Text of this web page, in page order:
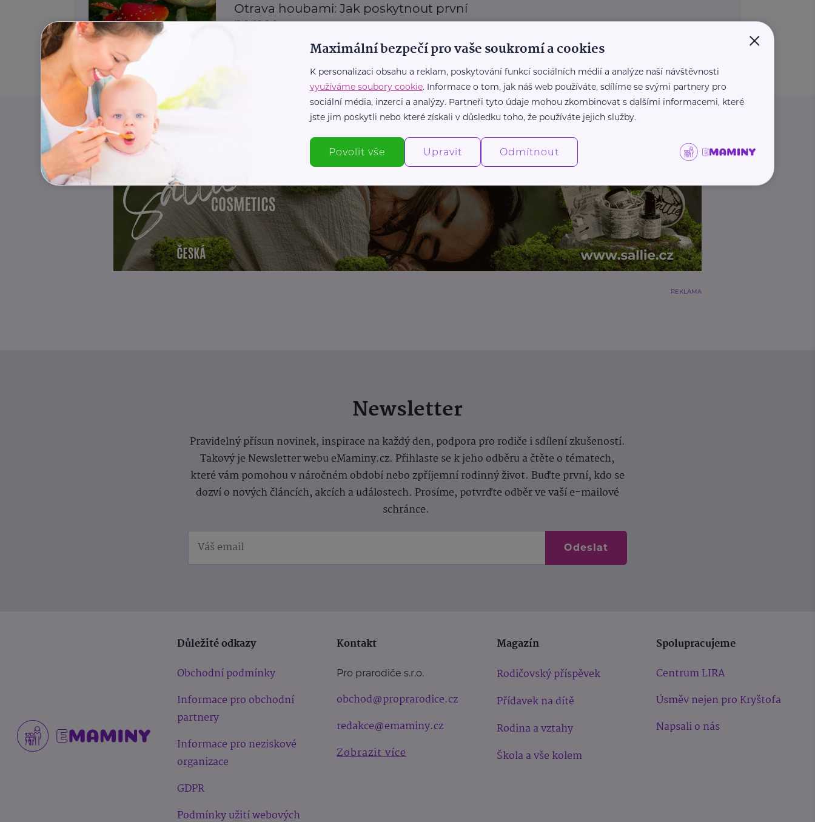
Otrava houbami: Jak poskytnout první
pomoc
Další články
REKLAMA
Newsletter
Pravidelný přísun novinek, inspirace na každý den, podpora pro rodiče i sdílení zkušeností.
Takový je Newsletter webu eMaminy.cz. Přihlaste se k jeho odběru a čtěte o tématech,
které vám pomohou v náročném období nebo zpříjemní rodinný život. Buďte první, kdo se
dozví o nových článcích, akcích a událostech. Prosíme, potvrďte odběr ve vaší e-mailové
schránce.
Odeslat
Důležité odkazy
Obchodní podmínky
Informace pro obchodní
partnery
Informace pro neziskové
organizace
GDPR
Podmínky užití webových
Kontakt
Pro prarodiče s.r.o.
obchod@proprarodice.cz
redakce@emaminy.cz
Zobrazit více
Magazín
Rodičovský příspěvek
Přídavek na dítě
Rodina a vztahy
Škola a vše kolem
Spolupracujeme
Centrum LIRA
Úsměv nejen pro Kryštofa
Napsali o nás
×
Maximální bezpečí pro vaše soukromí a cookies
K personalizaci obsahu a reklam, poskytování funkcí sociálních médií a analýze naší návštěvnosti
využíváme soubory cookie. Informace o tom, jak náš web používáte, sdílíme se svými partnery pro
sociální média, inzerci a analýzy. Partneři tyto údaje mohou zkombinovat s dalšími informacemi, které
jste jim poskytli nebo které získali v důsledku toho, že používáte jejich služby.
Povolit vše Upravit Odmítnout